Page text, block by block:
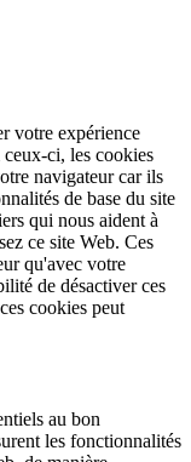
votre expérience
ci, les cookies
navigateur car ils
de base du site
qui nous aident à
ce site Web. Ces
qu'avec votre
de désactiver ces
cookies peut
au bon
les fonctionnalités